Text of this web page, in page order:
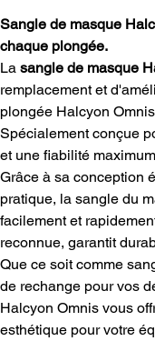
Sangle de masque
chaque plongée.
La sangle de masque
remplacement et
plongée Halcyon
Spécialement conçue
et une fiabilité
Grâce à sa conception
pratique, la sangle du
facilement et
reconnue, garantit
Que ce soit comme
de rechange pour vos
Halcyon Omnis vous
esthétique pour votre